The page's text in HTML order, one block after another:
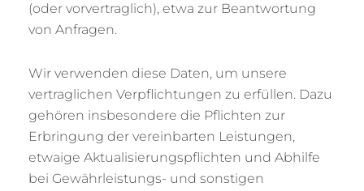
(oder vorvertraglich), etwa zur Beantwortung
von Anfragen.
Wir verwenden diese Daten, um unsere
vertraglichen Verpflichtungen zu erfüllen. Dazu
gehören insbesondere die Pflichten zur
Erbringung der vereinbarten Leistungen,
etwaige Aktualisierungspflichten und Abhilfe
bei Gewährleistungs- und sonstigen